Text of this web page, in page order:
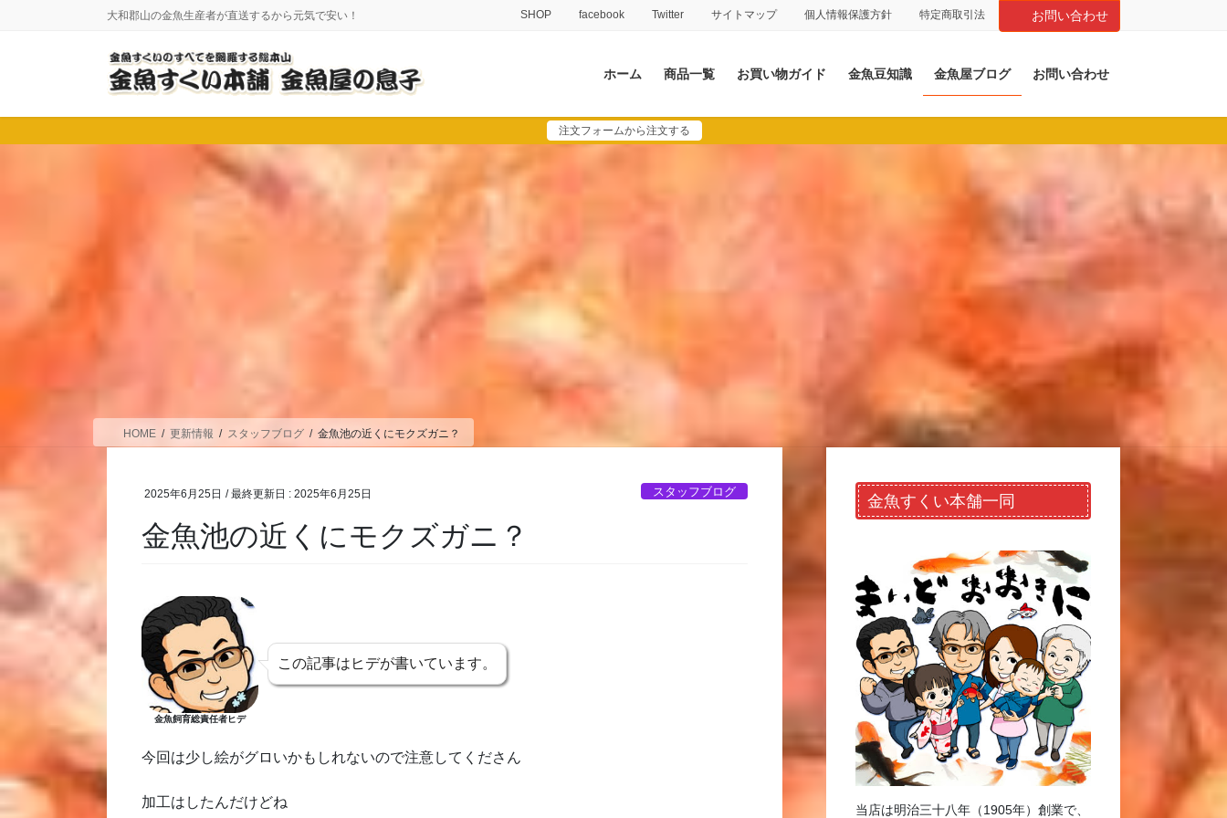
に
移
ョ
ン
大和郡山の金魚生産者が直送するから元気で安い！ SHOP facebook Twitter サイトマップ 個人情報保護方針 特定商取引法 お問い合わせ
ホーム 商品一覧 お買い物ガイド 金魚豆知識 金魚屋ブログ お問い合わせ
注文フォームから注文する
HOME 更新情報 スタッフブログ 金魚池の近くにモクズガニ？
2025年6月25日 / 最終更新日 :2025年6月25日 スタッフブログ
金魚池の近くにモクズガニ？
金魚飼育総責任者ヒデ
この記事はヒデが書いています。
今回は少し絵がグロいかもしれないので注意してくださん
加工はしたんだけどね
金魚すくい本舗一同
当店は明治三十八年（1905年）創業で、